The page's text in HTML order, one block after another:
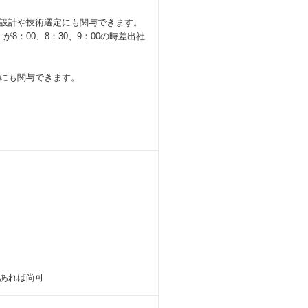
や技術選定にも関与できます。
8：00、8：30、9：00の時差出社
も関与できます。
れば尚可